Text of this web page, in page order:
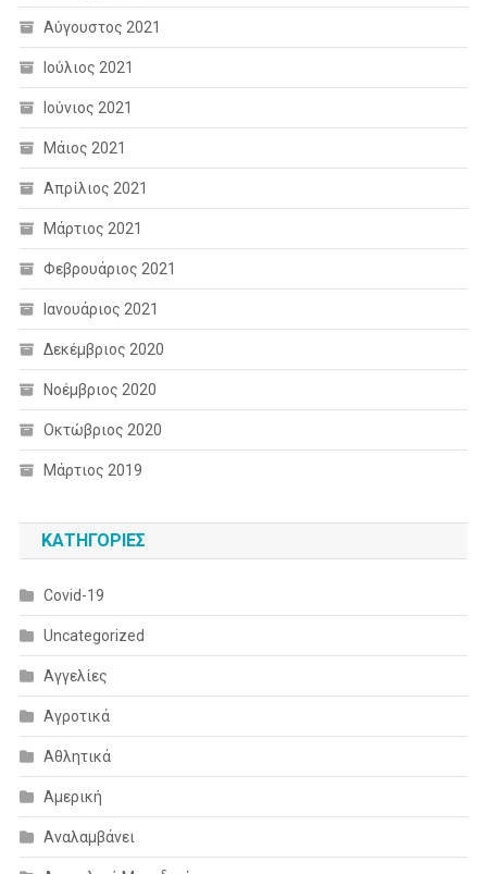
Αύγουστος 2021
Ιούλιος 2021
Ιούνιος 2021
Μάιος 2021
Απρίλιος 2021
Μάρτιος 2021
Φεβρουάριος 2021
Ιανουάριος 2021
Δεκέμβριος 2020
Νοέμβριος 2020
Οκτώβριος 2020
Μάρτιος 2019
KΑΤΗΓΟΡΊΕΣ
Covid-19
Uncategorized
Αγγελίες
Αγροτικά
Αθλητικά
Αμερική
Αναλαμβάνει